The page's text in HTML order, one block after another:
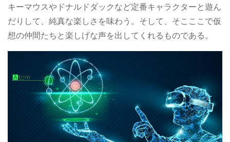
キーマウスやドナルドダックなど定番キャラクターと遊ん
だりして、純真な楽しさを味わう。そして、そこここで仮
想の仲間たちと楽しげな声を出してくれるものである。